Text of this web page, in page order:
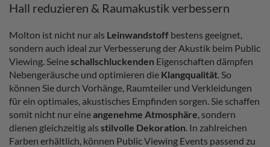
Hall reduzieren & Raumakustik verbessern
Molton ist nicht nur als Leinwandstoff bestens geeignet,
sondern auch ideal zur Verbesserung der Akustik beim Public
Viewing. Seineschallschluckenden Eigenschaften dämpfen
Nebengeräusche und optimieren die Klangqualität. So
können Sie durch Vorhänge, Raumteiler und Verkleidungen
für ein optimales, akustisches Empfinden sorgen. Sie schaffen
somit nicht nur eineangenehme Atmosphäre, sondern
dienen gleichzeitig als stilvolle Dekoration. In zahlreichen
Farben erhältlich, können Public Viewing Events passend zu